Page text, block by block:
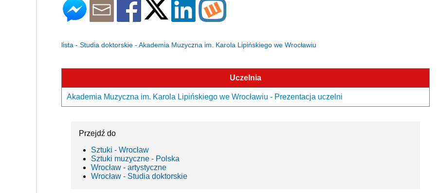
lista - Studia doktorskie - Akademia Muzyczna im. Karola Lipińskiego we Wrocławiu
Uczelnia
Akademia Muzyczna im. Karola Lipińskiego we Wrocławiu - Prezentacja uczelni
Przejdź do
Sztuki - Wrocław
Sztuki muzyczne - Polska
Wrocław - artystyczne
Wrocław - Studia doktorskie